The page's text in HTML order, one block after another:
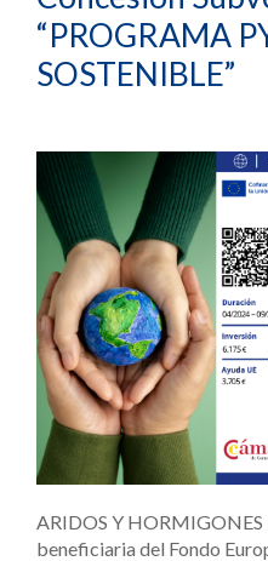
“PROGRAMA
SOSTENIBLE”
ARIDOS Y HORMIGONES
beneficiaria del Fondo